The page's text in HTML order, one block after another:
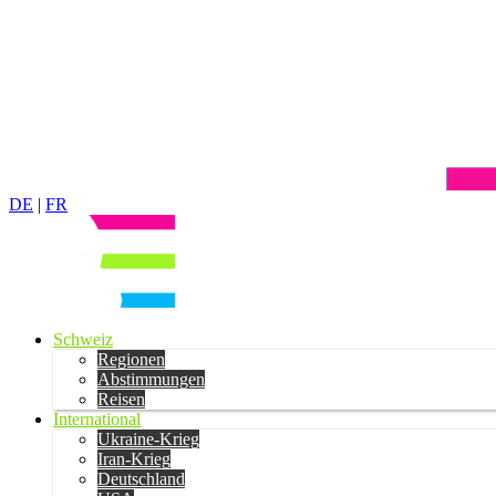
DE | FR
Schweiz
Regionen
Abstimmungen
Reisen
International
Ukraine-Krieg
Iran-Krieg
Deutschland